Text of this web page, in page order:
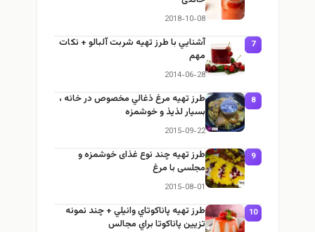
2018-10-08
آشنايي با طرز تهيه شربت آلبالو + نكات
مهم
2014-06-28
طرز تهيه مرغ ذغالي مخصوص در خانه ،
بسيار لذيذ و خوشمزه
2015-09-22
طرز تهيه چند نوع غذای خوشمزه و
مجلسی با مرغ
2015-08-01
طرز تهيه پاناكوتاي وانيلي + چند نمونه
تزيين پاناكوتا براي مجالس